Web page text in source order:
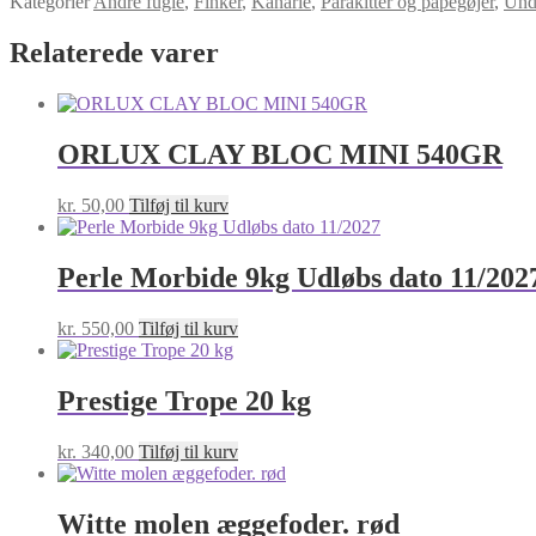
Udløbs
05/03/2027
Relaterede varer
ORLUX CLAY BLOC MINI 540GR
kr. 50,00 Tilføj til kurv
Perle Morbide 9kg Udløbs dato 11/
kr. 550,00 Tilføj til kurv
Prestige Trope 20 kg
kr. 340,00 Tilføj til kurv
Witte molen æggefoder. rød